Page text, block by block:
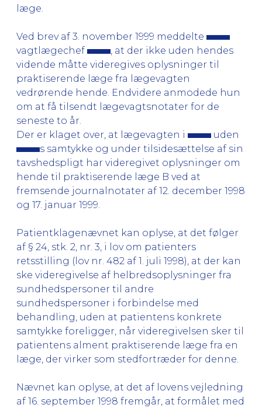
læge.
Ved brev af 3. november 1999 meddelte
vagtlægechef
, at der ikke uden hendes
vidende måtte videregives oplysninger til
praktiserende læge fra lægevagten
vedrørende hende. Endvidere anmodede hun
om at få tilsendt lægevagtsnotater for de
seneste to år.
Der er klaget over, at lægevagten i
uden
s samtykke og under tilsidesættelse af sin
tavshedspligt har videregivet oplysninger om
hende til praktiserende læge B ved at
fremsende journalnotater af 12. december 1998
og 17. januar 1999.
Patientklagenævnet kan oplyse, at det følger
af § 24, stk. 2, nr. 3, i lov om patienters
retsstilling (lov nr. 482 af 1. juli 1998), at der kan
ske videregivelse af helbredsoplysninger fra
sundhedspersoner til andre
sundhedspersoner i forbindelse med
behandling, uden at patientens konkrete
samtykke foreligger, når videregivelsen sker til
patientens alment praktiserende læge fra en
læge, der virker som stedfortræder for denne.
Nævnet kan oplyse, at det af lovens vejledning
af 16. september 1998 fremgår, at formålet med